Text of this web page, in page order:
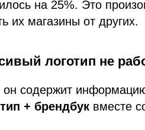
на 25%. Это
их магазины от других.
логотип не
он содержит
+ брендбук вместе